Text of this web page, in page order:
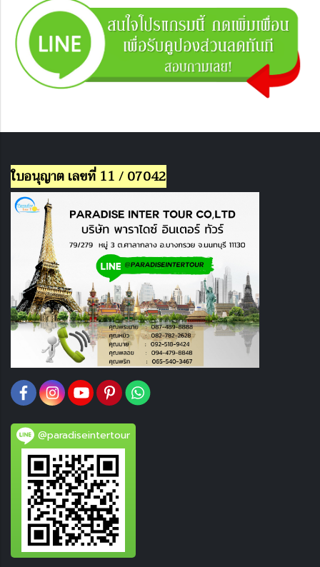
ใบอนุญาต เลขที่ 11 / 07042
@paradiseintertour